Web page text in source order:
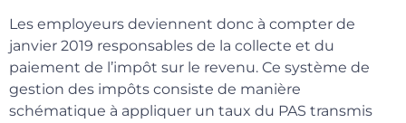
Les employeurs deviennent donc à compter de
janvier 2019 responsables de la collecte et du
paiement de l’impôt sur le revenu. Ce système de
gestion des impôts consiste de manière
schématique à appliquer un taux du PAS transmis